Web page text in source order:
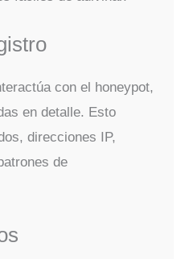
con el honeypot,
en detalle. Esto
direcciones IP,
de